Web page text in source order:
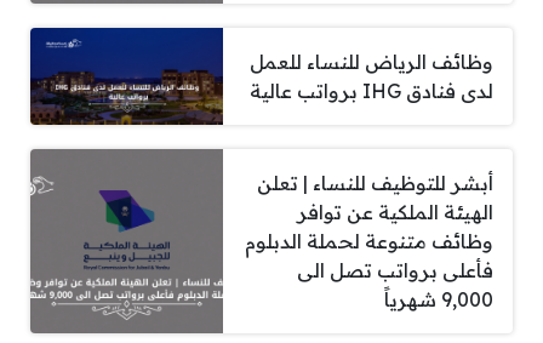
وظائف الرياض للنساء للعمل
لدى فنادق IHG برواتب عالية
أبشر للتوظيف للنساء | تعلن
الهيئة الملكية عن توافر
وظائف متنوعة لحملة الدبلوم
فأعلى برواتب تصل الى
9,000 شهرياً